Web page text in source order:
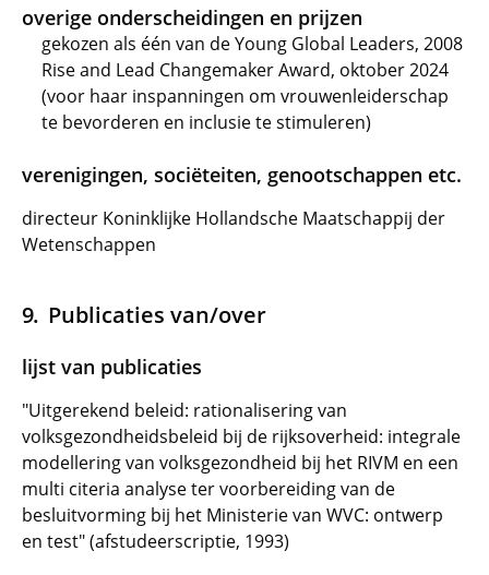
overige onderscheidingen en prijzen
gekozen als één van de Young Global Leaders, 2008
Rise and Lead Changemaker Award, oktober 2024
(voor haar inspanningen om vrouwenleiderschap
te bevorderen en inclusie te stimuleren)
verenigingen, sociëteiten, genootschappen etc.
directeur Koninklijke Hollandsche Maatschappij der
Wetenschappen
Publicaties van/over
lijst van publicaties
"Uitgerekend beleid: rationalisering van
volksgezondheidsbeleid bij de rijksoverheid: integrale
modellering van volksgezondheid bij het RIVM en een
multi citeria analyse ter voorbereiding van de
besluitvorming bij het Ministerie van WVC: ontwerp
en test" (afstudeerscriptie, 1993)